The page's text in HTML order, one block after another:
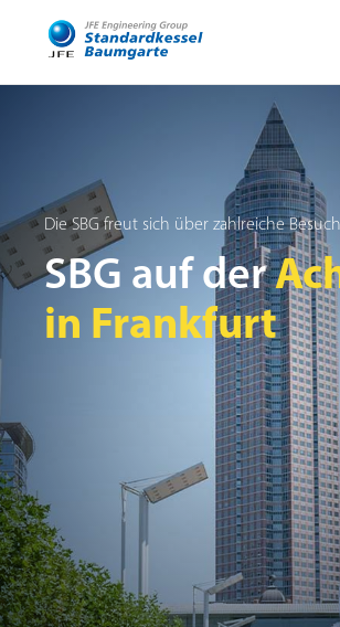
Die SBG freut sich über zahlreiche
SBG auf der
in Frankfurt